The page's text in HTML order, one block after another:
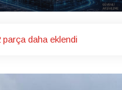
parça daha eklendi